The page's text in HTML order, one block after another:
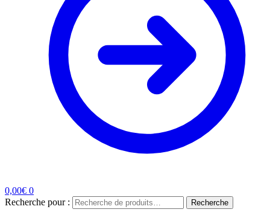
0,00€ 0
Recherche pour :
Recherche